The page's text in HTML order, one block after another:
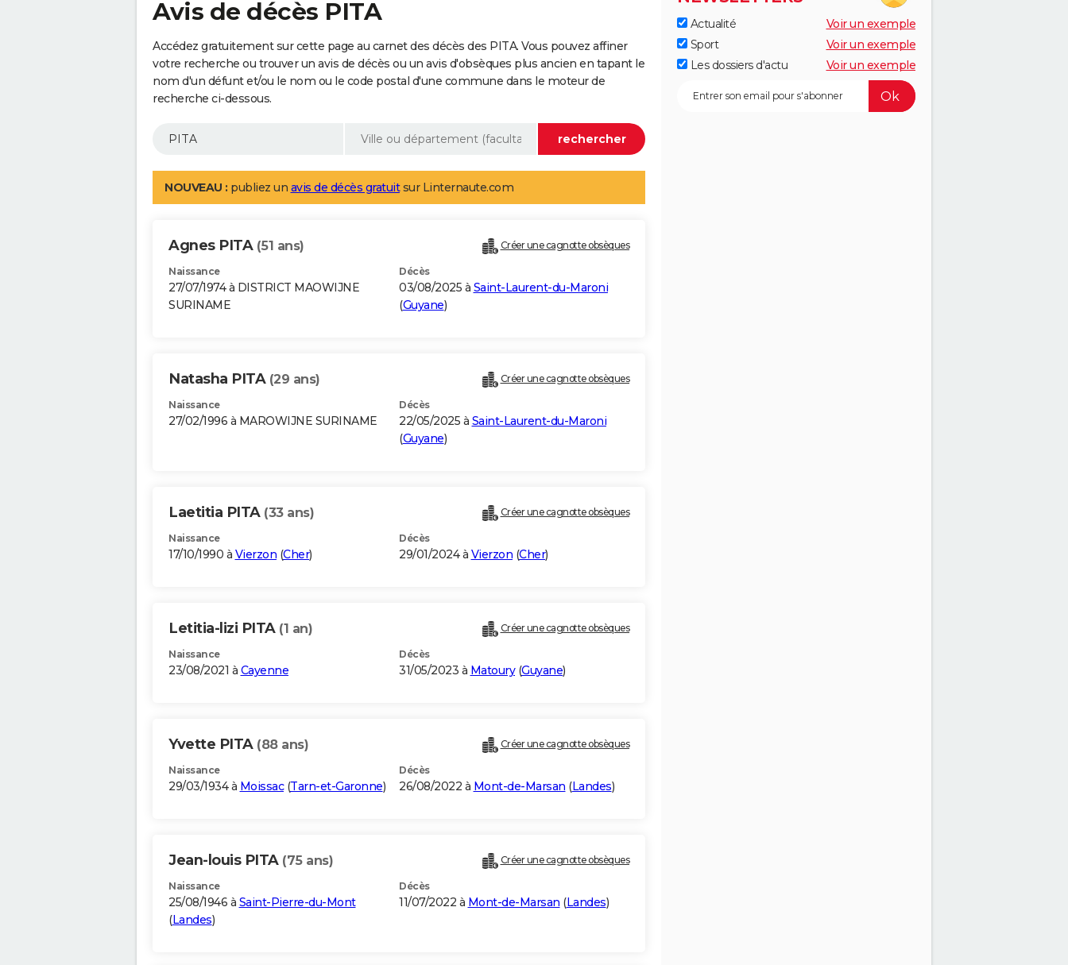
Avis de décès PITA
Accédez gratuitement sur cette page au carnet des décès des PITA. Vous pouvez affiner
votre recherche ou trouver un avis de décès ou un avis d'obsèques plus ancien en tapant le
nom d'un défunt et/ou le nom ou le code postal d'une commune dans le moteur de
recherche ci-dessous.
NOUVEAU : publiez un avis de décès gratuitsur Linternaute.com
Agnes PITA (51 ans) Créer une cagnotte obsèques
Naissance
27/07/1974 à DISTRICT MAOWIJNE
SURINAME
Décès
03/08/2025 à Saint-Laurent-du-Maroni
(Guyane)
Natasha PITA (29 ans) Créer une cagnotte obsèques
Naissance
27/02/1996 à MAROWIJNE SURINAME
Décès
22/05/2025 à Saint-Laurent-du-Maroni
(Guyane)
Laetitia PITA (33 ans) Créer une cagnotte obsèques
Naissance
17/10/1990 à Vierzon (Cher)
Décès
29/01/2024 à Vierzon (Cher)
Letitia-lizi PITA (1 an) Créer une cagnotte obsèques
Naissance
23/08/2021 à Cayenne
Décès
31/05/2023 à Matoury(Guyane)
Yvette PITA (88 ans) Créer une cagnotte obsèques
Naissance
29/03/1934 à Moissac(Tarn-et-Garonne)
Décès
26/08/2022 à Mont-de-Marsan (Landes)
Jean-louis PITA (75 ans) Créer une cagnotte obsèques
Naissance
25/08/1946 à Saint-Pierre-du-Mont
(Landes)
Décès
11/07/2022 à Mont-de-Marsan (Landes)
Actualité
Voir un exemple
Sport
Voir un exemple
Les dossiers d'actu
Voir un exemple